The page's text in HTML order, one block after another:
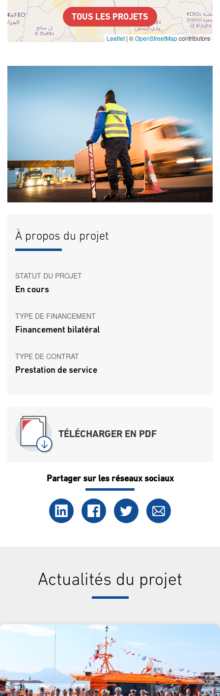
Leaflet | ©OpenStreetMapcontributors
TOUS LES PROJETS
À propos du projet
STATUT DU PROJET
En cours
TYPE DE FINANCEMENT
Financement bilatéral
TYPE DE CONTRAT
Prestation de service
TÉLÉCHARGER EN PDF
Partager sur les réseaux sociaux
Actualités du projet